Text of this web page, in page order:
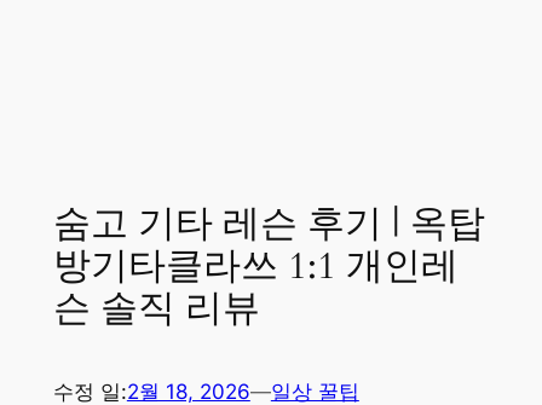
숨고 기타 레슨 후기 | 옥탑
방기타클라쓰 1:1 개인레
슨 솔직 리뷰
수정 일:2월 18, 2026—일상 꿀팁